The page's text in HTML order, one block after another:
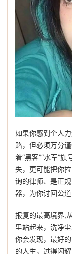
如果你感到个人
路，但必须万分
着“黑客”“水军”
失，更可能把你
询的律师、是正
器，为你讨回公道
报复的最高境界,
里站起来，洗净
你会发现，最好
的人生，过得闪